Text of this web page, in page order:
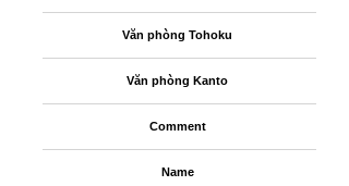
Văn phòng Tohoku
Văn phòng Kanto
Comment
Name